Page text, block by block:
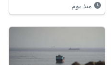
منذ يوم